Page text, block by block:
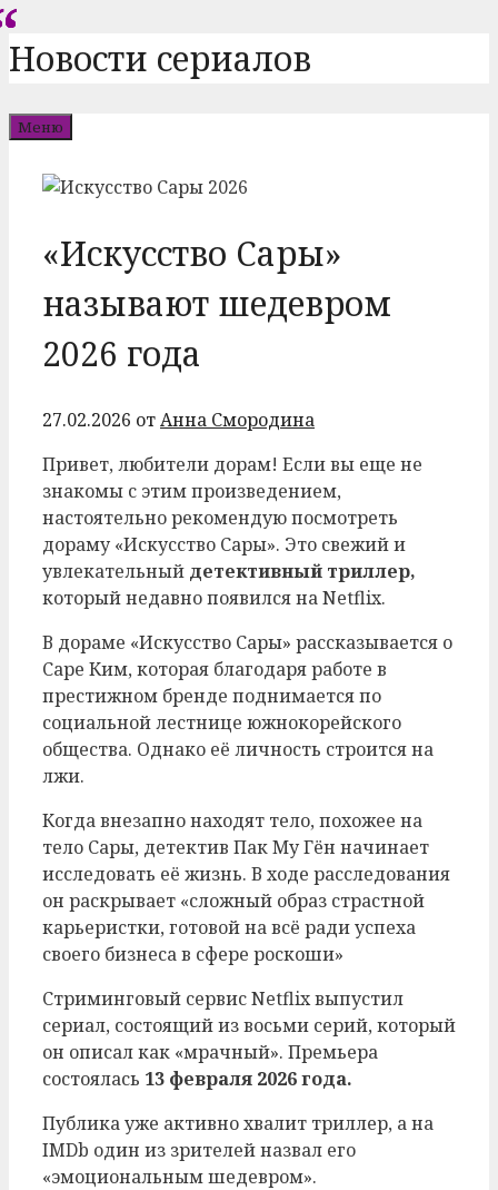
Перейти
к
Новости сериалов
Меню
«Искусство Сары»
называют шедевром
2026 года
27.02.2026 отАнна Смородина
Привет, любители дорам! Если вы еще не
знакомы с этим произведением,
настоятельно рекомендую посмотреть
дораму «Искусство Сары». Это свежий и
увлекательный детективный триллер,
который недавно появился на Netflix.
В дораме «Искусство Сары» рассказывается о
Саре Ким, которая благодаря работе в
престижном бренде поднимается по
социальной лестнице южнокорейского
общества. Однако её личность строится на
лжи.
Когда внезапно находят тело, похожее на
тело Сары, детектив Пак Му Гён начинает
исследовать её жизнь. В ходе расследования
он раскрывает «сложный образ страстной
карьеристки, готовой на всё ради успеха
своего бизнеса в сфере роскоши»
Стриминговый сервис Netflix выпустил
сериал, состоящий из восьми серий, который
он описал как «мрачный». Премьера
состоялась 13 февраля 2026 года.
Публика уже активно хвалит триллер, а на
IMDb один из зрителей назвал его
«эмоциональным шедевром».